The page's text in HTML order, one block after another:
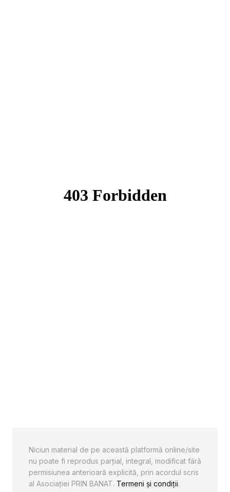
Niciun material de pe această platformă online/site
nu poate fi reprodus parţial, integral, modificat fără
permisiunea anterioară explicită, prin acordul scris
al Asociaţiei PRIN BANAT. Termeni și condiții.